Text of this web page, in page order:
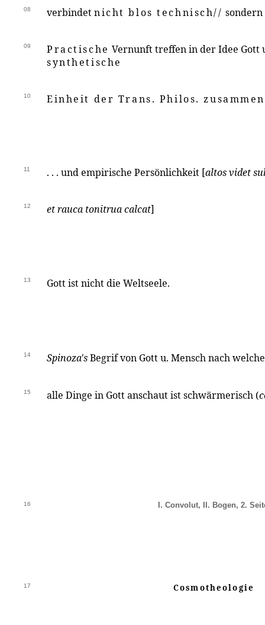
08 verbindetnicht blos technisch//
09 Practische Vernunft treffen in der Idee Gott
synthetische
10 Einheit der Trans. Philos.
11 . . . und empirische Persönlichkeit [altos videt
12 et rauca tonitrua calcat]
13 Gott ist nicht die Weltseele.
14 Spinoza'sBegrif von Gott u. Mensch nach
15 alle Dinge in Gott anschaut ist schwärmerisch (
16 . Convolut, . Bogen, 2.
17 Cosmotheologie